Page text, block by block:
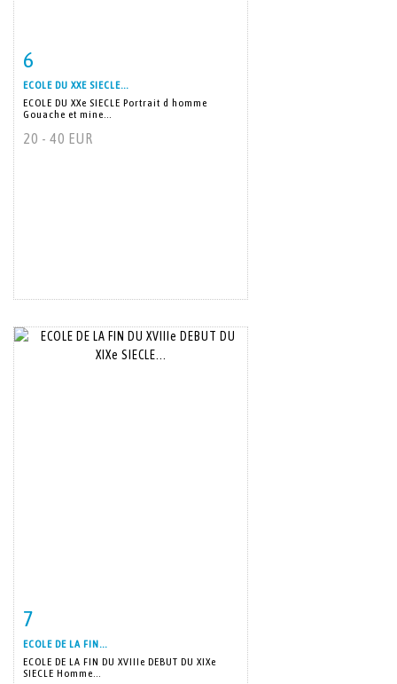
6
ECOLE DU XXE SIECLE...
ECOLE DU XXe SIECLE Portrait d homme
Gouache et mine...
20 - 40 EUR
7
ECOLE DE LA FIN...
ECOLE DE LA FIN DU XVIIIe DEBUT DU XIXe
SIECLE Homme...